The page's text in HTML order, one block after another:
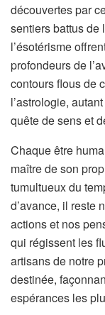
découvertes par
sentiers battus de
l’ésotérisme
profondeurs de
contours flous de
l’astrologie,
quête de sens et
Chaque être
maître de son
tumultueux du
d’avance, il reste
actions et nos
qui régissent les
artisans de notre
destinée,
espérances les